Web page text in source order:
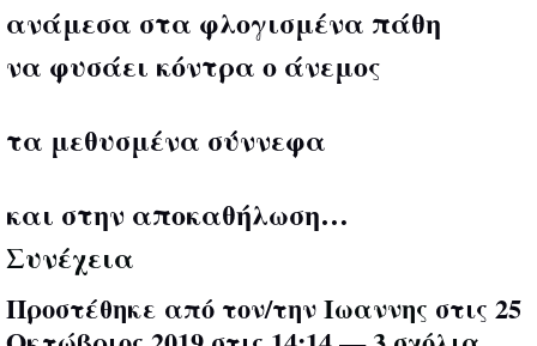
ανάμεσα στα φλογισμένα πάθη
να φυσάει κόντρα ο άνεμος
τα μεθυσμένα σύννεφα
και στην αποκαθήλωση…
Συνέχεια
Προστέθηκε από τον/τηνΙωαννης στις 25